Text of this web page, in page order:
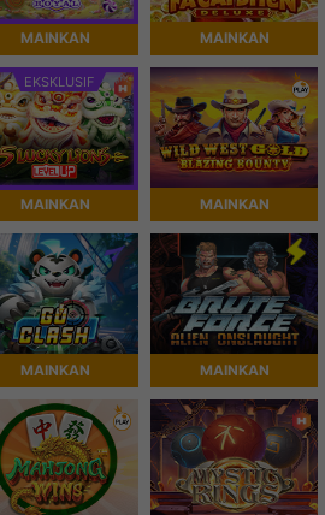
MAINKAN MAINKAN
EKSKLUSIF
MAINKAN MAINKAN
MAINKAN MAINKAN